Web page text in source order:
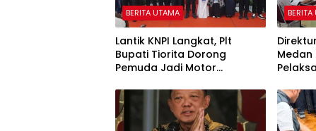
BERITA UTAMA
Lantik KNPI Langkat, Plt
Bupati Tiorita Dorong
Pemuda Jadi Motor
Medan